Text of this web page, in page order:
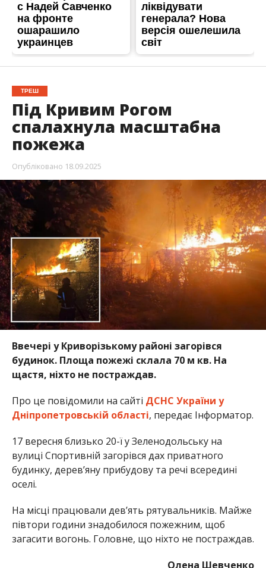
ТРЕШ
Під Кривим Рогом
спалахнула масштабна
пожежа
Опубліковано 18.09.2025
Ввечері у Криворізькому районі загорівся
будинок. Площа пожежі склала 70 м кв. На
щастя, ніхто не постраждав.
Про це повідомили на сайті ДСНС України у
Дніпропетровській області, передає Інформатор.
17 вересня близько 20-ї у Зеленодольську на
вулиці Спортивній загорівся дах приватного
будинку, дерев’яну прибудову та речі всередині
оселі.
На місці працювали дев’ять рятувальників. Майже
півтори години знадобилося пожежним, щоб
загасити вогонь. Головне, що ніхто не постраждав.
Олена Шевченко